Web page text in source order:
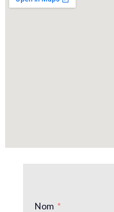
Nom